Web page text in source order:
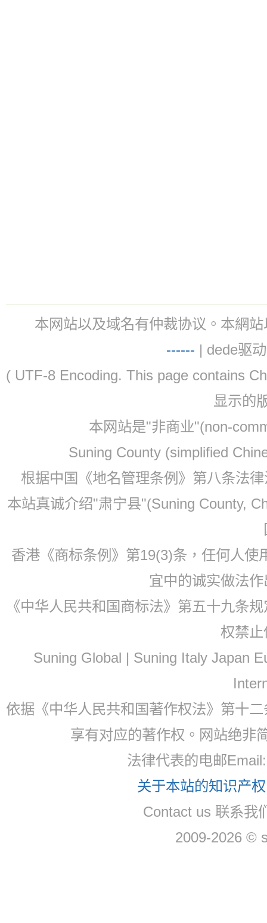
本网站以及域名有仲裁协议。本網
------ | dede驱
( UTF-8 Encoding. This page contains
显示的
本网站是"非商业"(non-
Suning County (simplified
根据中国《地名管理条例》第八条法
本站真诚介绍"肃宁县"(Suning County,
香港《商标条例》第19(3)条，任何人
宜中的诚实做法
《中华人民共和国商标法》第五十九条
权禁
Suning Global | Suning Italy Japan
依据《中华人民共和国著作权法》第十
享有对应的著作权。网站绝非
法律代表的电邮
关于本站的知识产
Contact us 联系我
2009-2026 ©